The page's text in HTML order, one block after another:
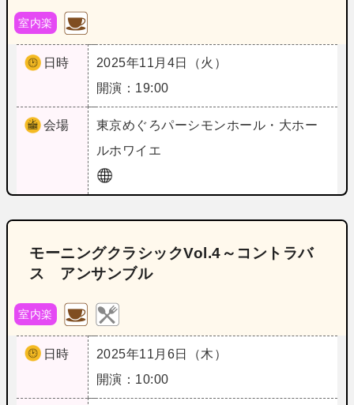
室内楽
日時
2025年11月4日（火）
開演：19:00
会場 東京めぐろパーシモンホール・大ホー
ルホワイエ
モーニングクラシックVol.4～コントラバ
ス アンサンブル
室内楽
日時
2025年11月6日（木）
開演：10:00